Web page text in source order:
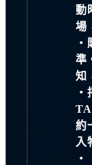
動
場
準
知
約
入